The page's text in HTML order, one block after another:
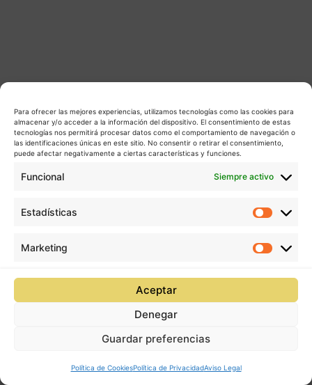
Para ofrecer las mejores experiencias, utilizamos tecnologías como las cookies para
almacenar y/o acceder a la información del dispositivo. El consentimiento de estas
tecnologías nos permitirá procesar datos como el comportamiento de navegación o
las identificaciones únicas en este sitio. No consentir o retirar el consentimiento,
puede afectar negativamente a ciertas características y funciones.
Funcional Siempre activo
Estadísticas
Marketing
Aceptar
Denegar
Guardar preferencias
Política de CookiesPolítica de PrivacidadAviso Legal